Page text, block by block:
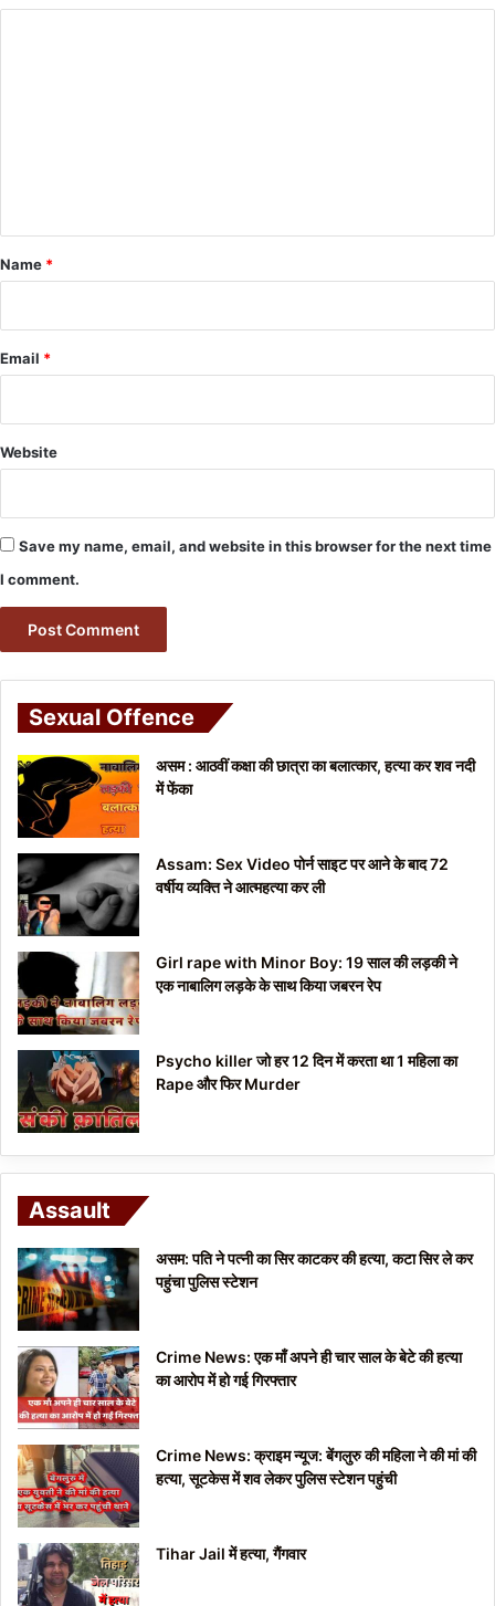
*
Name *
Email *
Website
Save my name, email, and website in this browser for the next time
I comment.
Sexual Offence
असम : आठवीं कक्षा की छात्रा का बलात्कार, हत्या कर शव नदी
में फेंका
Assam: Sex Video पोर्न साइट पर आने के बाद 72
वर्षीय व्यक्ति ने आत्महत्या कर ली
Girl rape with Minor Boy: 19 साल की लड़की ने
एक नाबालिग लड़के के साथ किया जबरन रेप
Psycho killer जो हर 12 दिन में करता था 1 महिला का
Rape और फिर Murder
Assault
असम: पति ने पत्नी का सिर काटकर की हत्या, कटा सिर ले कर
पहुंचा पुलिस स्टेशन
Crime News: एक माँ अपने ही चार साल के बेटे की हत्या
का आरोप में हो गई गिरफ्तार
Crime News: क्राइम न्यूज: बेंगलुरु की महिला ने की मां की
हत्या, सूटकेस में शव लेकर पुलिस स्टेशन पहुंची
Tihar Jail में हत्या, गैंगवार